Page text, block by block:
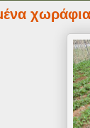
χωράφια